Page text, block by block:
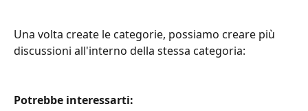
Una volta create le categorie, possiamo creare più
discussioni all'interno della stessa categoria:
Potrebbe interessarti: